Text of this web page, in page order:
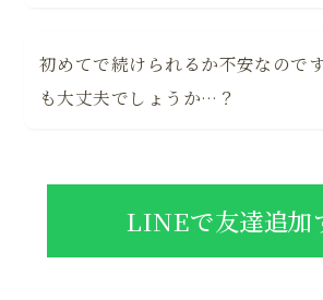
初めてで続けられるか不安なので
も大丈夫でしょうか…？
LINEで友達追加